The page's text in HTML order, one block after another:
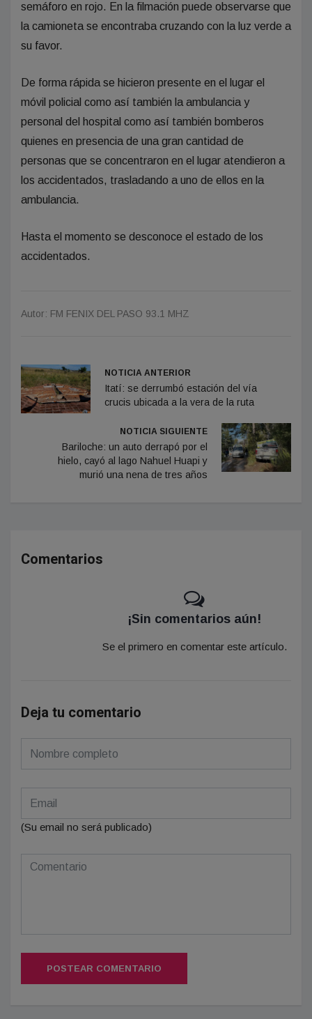
semáforo en rojo. En la filmación puede observarse que
la camioneta se encontraba cruzando con la luz verde a
su favor.
De forma rápida se hicieron presente en el lugar el
móvil policial como así también la ambulancia y
personal del hospital como así también bomberos
quienes en presencia de una gran cantidad de
personas que se concentraron en el lugar atendieron a
los accidentados, trasladando a uno de ellos en la
ambulancia.
Hasta el momento se desconoce el estado de los
accidentados.
Autor: FM FENIX DEL PASO 93.1 MHZ
NOTICIA ANTERIOR
Itatí: se derrumbó estación del vía
crucis ubicada a la vera de la ruta
NOTICIA SIGUIENTE
Bariloche: un auto derrapó por el
hielo, cayó al lago Nahuel Huapi y
murió una nena de tres años
Comentarios
¡Sin comentarios aún!
Se el primero en comentar este artículo.
Deja tu comentario
(Su email no será publicado)
POSTEAR COMENTARIO